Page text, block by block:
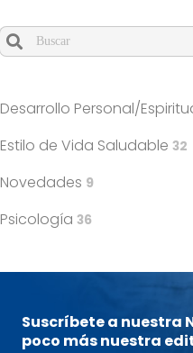
Desarrollo Personal/
Estilo de Vida Saludable 32
Novedades 9
Psicología 36
Suscríbete a nuestra
poco más nuestra